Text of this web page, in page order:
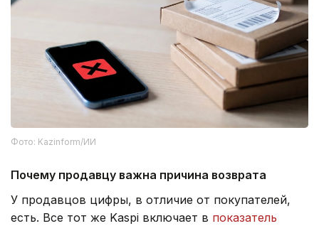
Фото: Kazinform/ИИ
Почему продавцу важна причина возврата
У продавцов цифры, в отличие от покупателей,
есть. Все тот же Kaspi включает в показатель